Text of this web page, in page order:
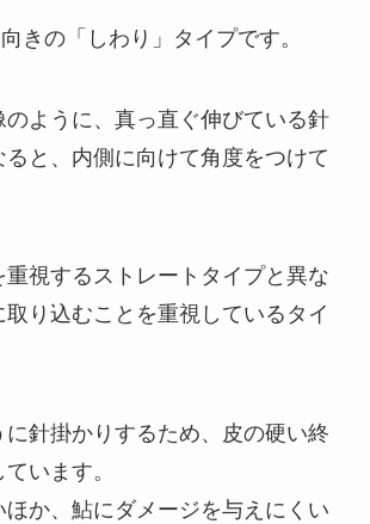
きの「しわり」タイプです。
のように、真っ直ぐ伸びている針
と、内側に向けて角度をつけて
視するストレートタイプと異な
取り込むことを重視しているタイ
に針掛かりするため、皮の硬い終
います。
か、鮎にダメージを与えにくい